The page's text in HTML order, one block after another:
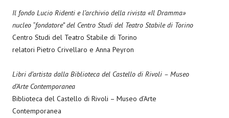
Il fondo Lucio Ridenti e l’archivio della rivista «Il Dramma»
nucleo “fondatore” del Centro Studi del Teatro Stabile di Torino
Centro Studi del Teatro Stabile di Torino
relatori Pietro Crivellaro e Anna Peyron
Libri d’artista dalla Biblioteca del Castello di Rivoli – Museo
d’Arte Contemporanea
Biblioteca del Castello di Rivoli – Museo d’Arte
Contemporanea